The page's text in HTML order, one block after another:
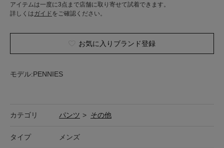
アイテムは一度に3点まで店舗に取り寄せて試着できます。
詳しくはガイド をご確認ください。
お気に入りブランド登録
モデル:PENNIES
カテゴリ パンツ > その他
タイプ メンズ